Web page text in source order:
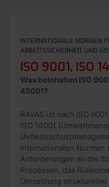
INTERNATIONALE NORMEN
ARBEITSSICHERHEIT UND
ISO 9001, ISO
Was beinhalten ISO
45001?
RAVAS ist nach ISO
ISO 14001
internationalen Normen
Anforderungen an die
Prozessen, das
Umsetzung